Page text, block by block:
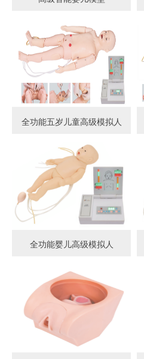
全功能五岁儿童高级模拟人
全功能婴儿高级模拟人